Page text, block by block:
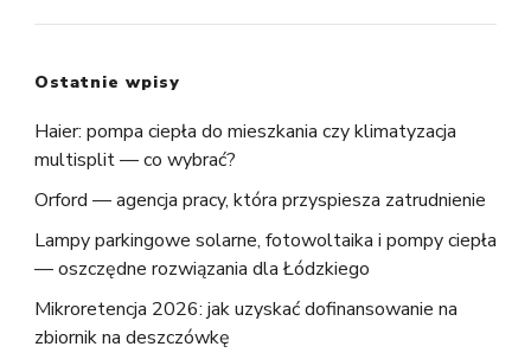
Ostatnie wpisy
Haier: pompa ciepła do mieszkania czy klimatyzacja
multisplit — co wybrać?
Orford — agencja pracy, która przyspiesza zatrudnienie
Lampy parkingowe solarne, fotowoltaika i pompy ciepła
— oszczędne rozwiązania dla Łódzkiego
Mikroretencja 2026: jak uzyskać dofinansowanie na
zbiornik na deszczówkę